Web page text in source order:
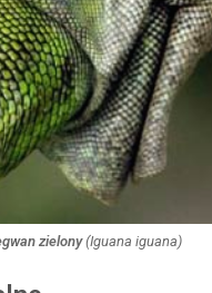
zielony(Iguana iguana)